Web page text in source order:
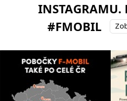
INSTAGRAMU.
#FMOBIL